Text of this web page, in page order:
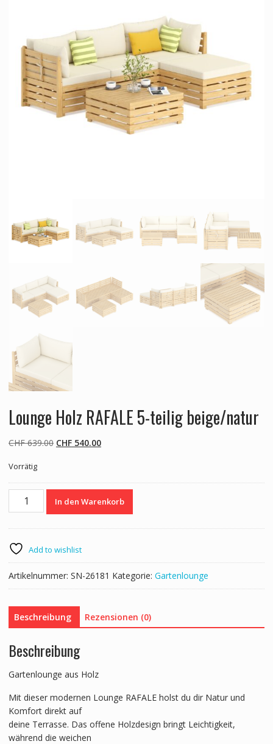
Lounge Holz RAFALE 5-teilig beige/natur
CHF639.00 Ursprünglicher
CHF 639.00
CHF540.00Aktueller
CHF 540.00.
Vorrätig
Lounge
teilig
beige/natur
Menge
In den Warenkorb
Add to wishlist
Artikelnummer: SN-26181 Kategorie: Gartenlounge
Beschreibung Rezensionen (0)
Beschreibung
Gartenlounge aus Holz
Mit dieser modernen Lounge RAFALE holst du dir Natur und
Komfort direkt auf
deine Terrasse. Das offene Holzdesign bringt Leichtigkeit,
während die weichen